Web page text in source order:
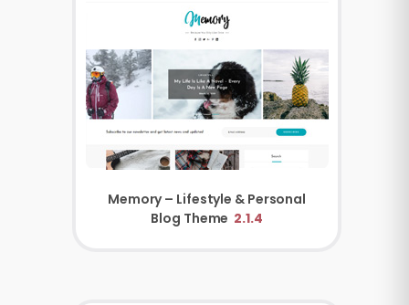
Memory – Lifestyle & Personal
Blog Theme 2.1.4